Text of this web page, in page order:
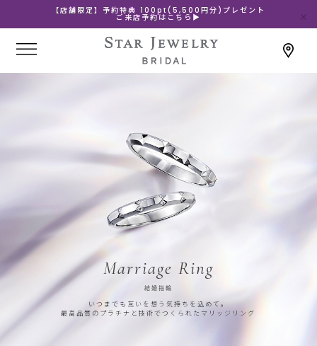
【店舗限定】予約特典 100pt(5,500円分)プレゼント
ご来店予約はこちら▶
Marriage Ring
結婚指輪
いつまでも互いを想う気持ちを込めて。
最高品質のプラチナと技術でつくられたマリッジリング